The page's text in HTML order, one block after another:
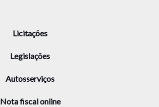
Licitações
Legislações
Autosserviços
Nota fiscal online